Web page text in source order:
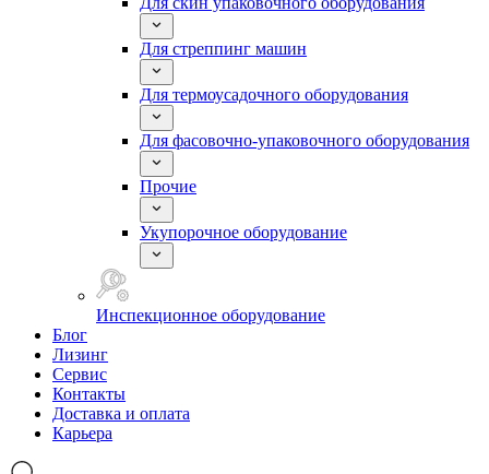
Для стреппинг машин
Для термоусадочного оборудования
Для фасовочно-упаковочного оборудования
Прочие
Укупорочное оборудование
Инспекционное оборудование
Блог
Лизинг
Сервис
Контакты
Доставка и оплата
Карьера